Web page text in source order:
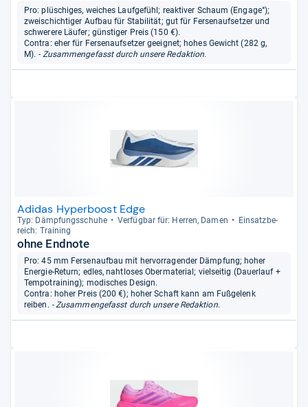
Pro: plüschiges, weiches Laufgefühl; reaktiver Schaum (Engage°);
zweischichtiger Aufbau für Stabilität; gut für Fersenaufsetzer und
schwerere Läufer; günstiger Preis (150 €).
Contra: eher für Fersenaufsetzer geeignet; hohes Gewicht (282 g,
M). - Zusammengefasst durch unsere Redaktion.
Adidas Hyperboost Edge
Typ: Dämp­fungs­schuhe Ver­füg­bar für: Her­ren, Damen
Ein­satz­be­
reich: Trai­ning
ohne Endnote
Pro: 45 mm Fersenaufbau mit hervorragender Dämpfung; hoher
Energie-Return; edles, nahtloses Obermaterial; vielseitig (Dauerlauf +
Tempotraining); modisches Design.
Contra: hoher Preis (200 €); hoher Schaft kann am Fußgelenk
reiben. - Zusammengefasst durch unsere Redaktion.